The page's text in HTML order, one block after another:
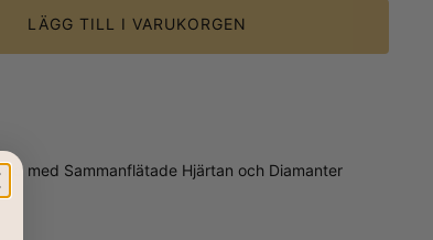
LÄGG TILL I VARUKORGEN
med Sammanflätade Hjärtan och Diamanter